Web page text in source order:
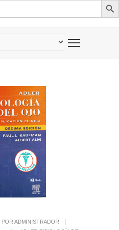
POR ADMINISTRADOR